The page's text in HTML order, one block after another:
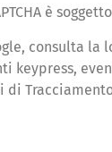
è
consulta la
keypress,
di